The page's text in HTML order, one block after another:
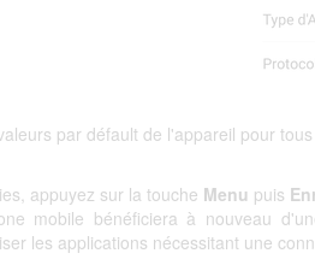
par défault de l'appareil pour
appuyez sur la touche Menu puis
mobile bénéficiera à nouveau
les applications nécessitant une